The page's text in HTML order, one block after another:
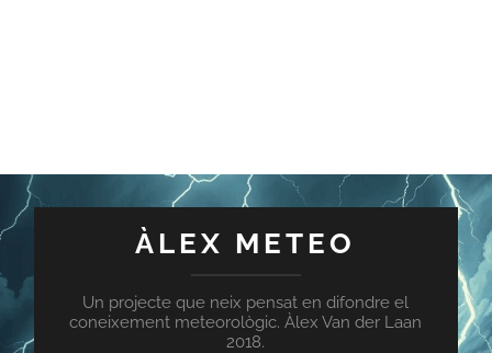
ÀLEX METEO
Un projecte que neix pensat en difondre el
coneixement meteorològic. Àlex Van der Laan
2018.